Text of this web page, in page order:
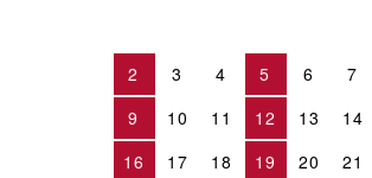
2
3 4 5 6 7
9
10 11 12 13 14
16
17 18 19 20 21